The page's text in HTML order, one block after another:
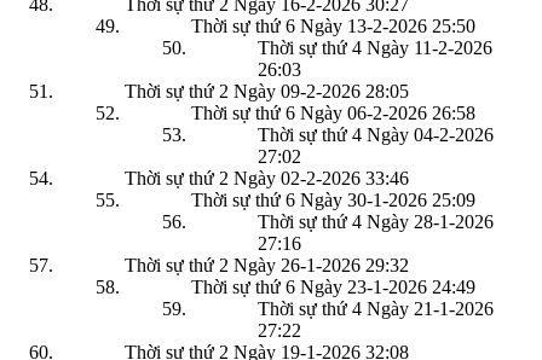
Thời sự thứ 2 Ngày 16-2-2026 30:27
Thời sự thứ 6 Ngày 13-2-2026 25:50
Thời sự thứ 4 Ngày 11-2-2026
26:03
Thời sự thứ 2 Ngày 09-2-2026 28:05
Thời sự thứ 6 Ngày 06-2-2026 26:58
Thời sự thứ 4 Ngày 04-2-2026
27:02
Thời sự thứ 2 Ngày 02-2-2026 33:46
Thời sự thứ 6 Ngày 30-1-2026 25:09
Thời sự thứ 4 Ngày 28-1-2026
27:16
Thời sự thứ 2 Ngày 26-1-2026 29:32
Thời sự thứ 6 Ngày 23-1-2026 24:49
Thời sự thứ 4 Ngày 21-1-2026
27:22
Thời sự thứ 2 Ngày 19-1-2026 32:08